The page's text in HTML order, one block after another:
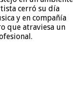
cerró su día
y en compañía
que atraviesa un